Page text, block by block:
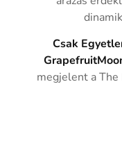
Csak
megjelent a The